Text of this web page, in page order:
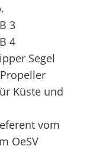
3
4
Segel
Küste und
vom
OeSV